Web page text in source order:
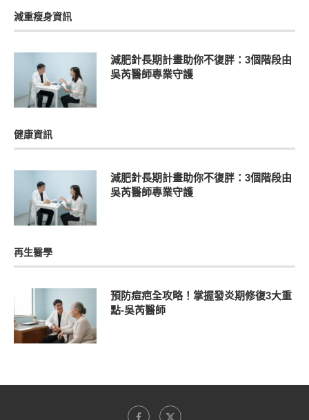
減重瘦身資訊
減肥針長期計畫助你不復胖：3個階段由
吳芮醫師專業守護
健康資訊
減肥針長期計畫助你不復胖：3個階段由
吳芮醫師專業守護
再生醫學
預防痘疤全攻略！掌握發炎期修復3大重
點-吳芮醫師